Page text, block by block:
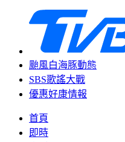
颱風白海豚動態
SBS歌謠大戰
優惠好康情報
首頁
即時